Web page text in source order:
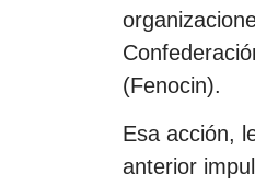
(Fenocin).
Esa acción,
anterior